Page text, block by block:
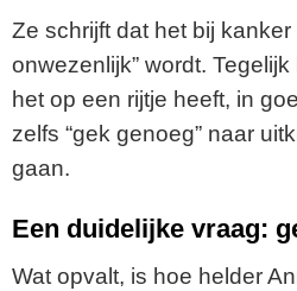
Ze schrijft dat het bij kanker
onwezenlijk” wordt.
het op een rijtje heeft, in
zelfs “gek genoeg” naar
gaan.
Een duidelijke vraag:
Wat opvalt, is hoe helder